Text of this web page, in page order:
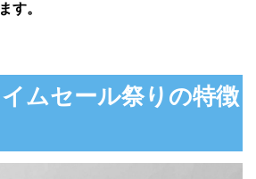
す。
ムセール祭りの特徴